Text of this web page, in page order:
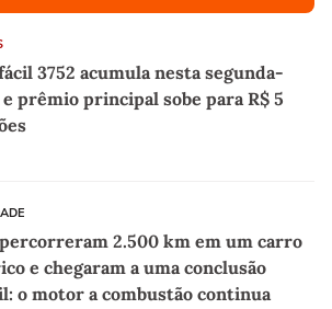
3752 acumula nesta segunda-
prêmio principal sobe para R$ 5
2.500 km em um carro
e chegaram a uma conclusão
o motor a combustão continua